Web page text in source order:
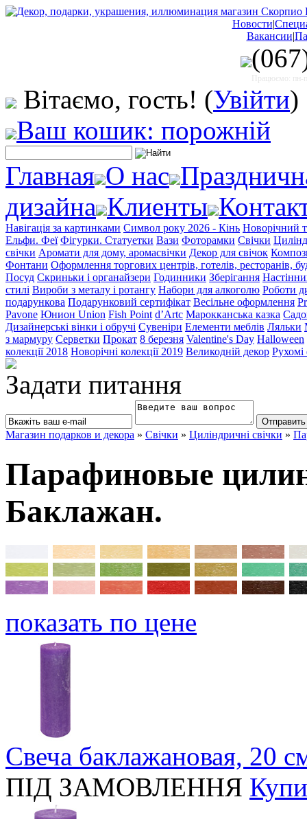
Новости|
Вакансии|
Працюємо: пн-
Вітаємо, гость! (Увійти)
Ваш кошик: порожній
Главная О нас
дизайна Клиенты
Навігація за картинками Символ року 2026 - Кінь Новорічний
Ельфи. Феї Фігурки. Статуетки Вази Фоторамки Свічки
свічки Аромати для дому, аромасвічки Декор для свічок
Фонтани Оформлення торгових центрів, готелів, ресторанів,
Посуд Скриньки і органайзери Годинники Зберігання
стилі Вироби з металу і ротангу Набори для алкоголю Роботи
подарункова Подарунковий сертифікат Весільне оформлення
Pavone Юнион Union Fish Point d’Artc Марокканська казка
Дизайнерські вінки і обручі Сувеніри Елементи меблів Ляльки
з мармуру Серветки Прокат 8 березня Valentine's Day Halloween
колекції 2018 Новорічні колекції 2019 Великодній декор Рухомі
Задати питання
Магазин подарков и декора » Свічки » Циліндричні свічки »
Парафиновые
Баклажан.
показать по цене
Свеча баклажановая, 20
ПІД ЗАМОВЛЕННЯ